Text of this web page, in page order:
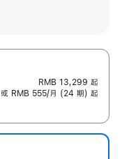
RMB 13,299 起
或 RMB 555/月 (24 期) 起